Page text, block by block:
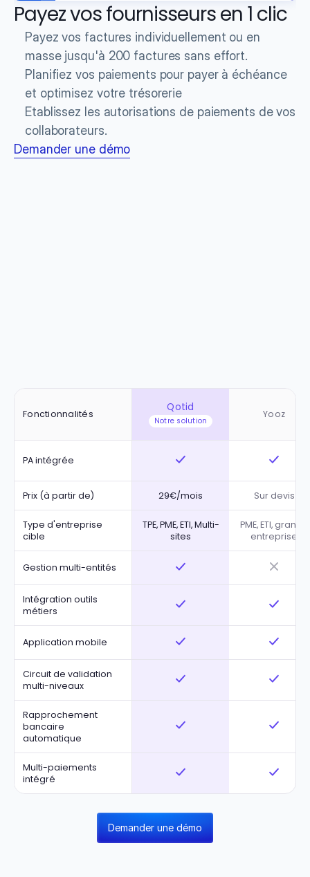
Payez vos fournisseurs en 1 clic
Planifiez vos paiements pour payer à échéance
et optimisez votre trésorerie
Payez vos factures individuellement ou en
masse jusqu'à 200 factures sans effort.
Etablissez les autorisations de paiements de vos
collaborateurs.
Demander une démo
Fonctionnalités
Qotid
Notre solution
Yooz
PA intégrée
Prix (à partir de) 29€/mois Sur devis
Type d'entreprise
cible
TPE, PME, ETI, Multi-
sites
PME, ETI, grande
entreprise
Gestion multi-entités
Intégration outils
métiers
Application mobile
Circuit de validation
multi-niveaux
Rapprochement
bancaire
automatique
Multi-paiements
intégré
Demander une démo